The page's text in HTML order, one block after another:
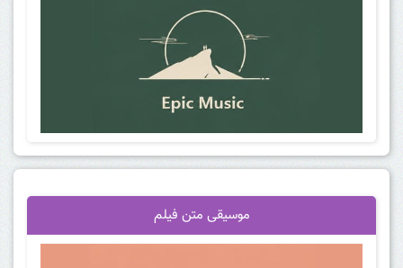
موسیقی متن فیلم